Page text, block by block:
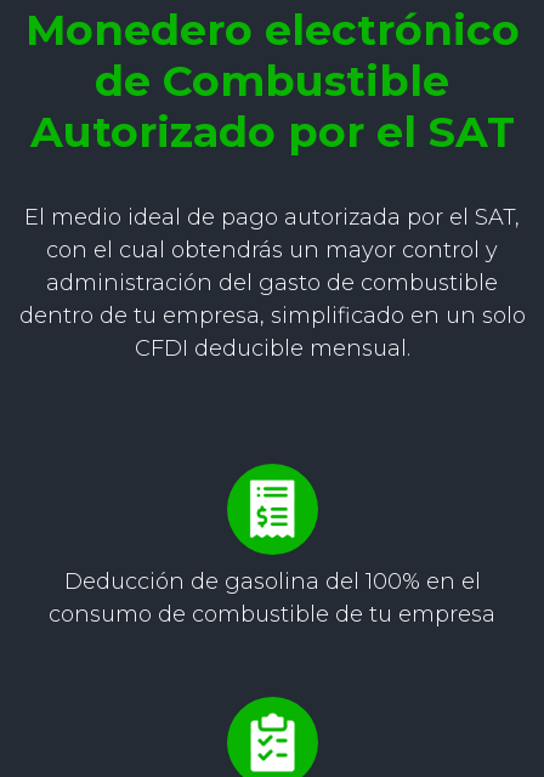
Monedero electrónico
de Combustible
Autorizado por el SAT
El medio ideal de pago autorizada por el SAT,
con el cual obtendrás un mayor control y
administración del gasto de combustible
dentro de tu empresa, simplificado en un solo
CFDI deducible mensual.
Deducción de gasolina del 100% en el
consumo de combustible de tu empresa